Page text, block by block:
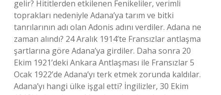
gelir? Hititlerden etkilenen Fenikeliler, verimli
toprakları nedeniyle Adana’ya tarım ve bitki
tanrılarının adı olan Adonis adını verdiler. Adana ne
zaman alındı? 24 Aralık 1914’te Fransızlar antlaşma
şartlarına göre Adana’ya girdiler. Daha sonra 20
Ekim 1921’deki Ankara Antlaşması ile Fransızlar 5
Ocak 1922’de Adana’yı terk etmek zorunda kaldılar.
Adana’yı hangi ülke işgal etti? İngilizler, 30 Ekim